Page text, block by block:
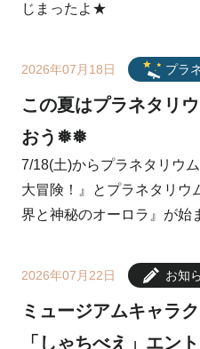
じまったよ★
2026年07月18日 プラ
この夏はプラネタリ
おう❅❅
7/18(土)からプラネタリウ
大冒険！』とプラネタリ
界と神秘のオーロラ』が
2026年07月22日 お知
ミュージアムキャラ
「しゃちべえ」エン